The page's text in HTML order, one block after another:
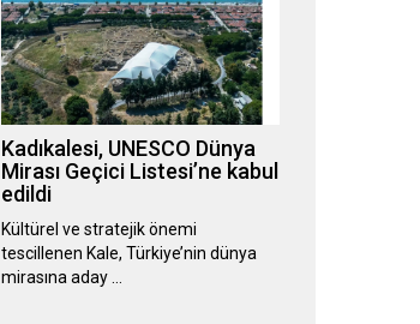
Kadıkalesi, UNESCO Dünya
Mirası Geçici Listesi’ne kabul
edildi
Kültürel ve stratejik önemi
tescillenen Kale, Türkiye’nin dünya
mirasına aday …